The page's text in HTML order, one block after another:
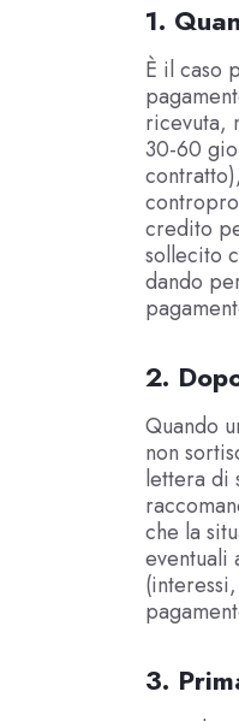
1.
È il caso
ricevuta,
30-60
credito
sollecito
dando
2.
Quando
non
lettera di
che la
eventuali
3.